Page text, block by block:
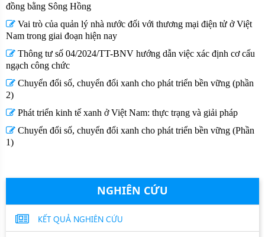
đồng bằng Sông Hồng
Vai trò của quản lý nhà nước đối với thương mại điện tử ở Việt
Nam trong giai đoạn hiện nay
Thông tư số 04/2024/TT-BNV hướng dẫn việc xác định cơ cấu
ngạch công chức
Chuyển đổi số, chuyển đổi xanh cho phát triển bền vững (phần
2)
Phát triển kinh tế xanh ở Việt Nam: thực trạng và giải pháp
Chuyển đổi số, chuyển đổi xanh cho phát triển bền vững (Phần
1)
NGHIÊN CỨU
KẾT QUẢ NGHIÊN CỨU